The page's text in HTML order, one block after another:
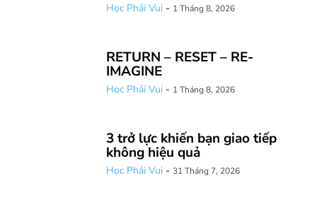
Học Phải Vui - 1 Tháng 8, 2026
RETURN – RESET – RE-
IMAGINE
Học Phải Vui - 1 Tháng 8, 2026
3 trở lực khiến bạn giao tiếp
không hiệu quả
Học Phải Vui - 31 Tháng 7, 2026